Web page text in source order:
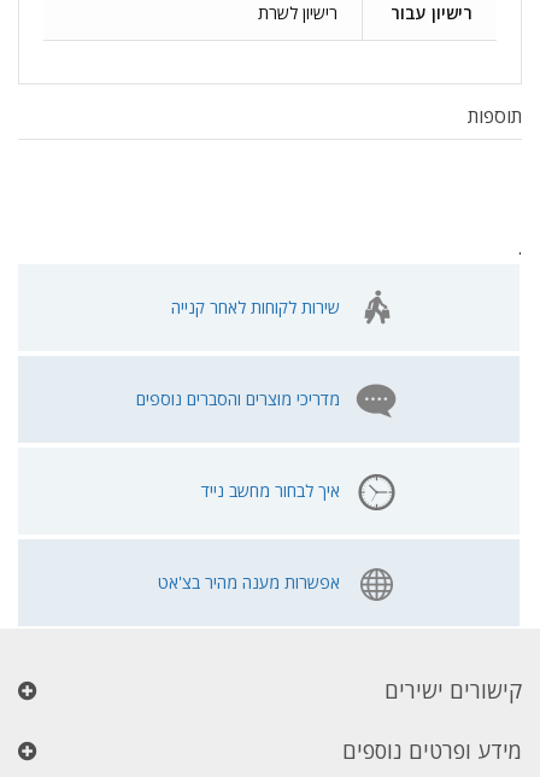
רישיון עבור רישיון לשרת
תוספות
.
שירות לקוחות לאחר קנייה
מדריכי מוצרים והסברים נוספים
איך לבחור מחשב נייד
אפשרות מענה מהיר בצ'אט
קישורים ישירים
מידע ופרטים נוספים